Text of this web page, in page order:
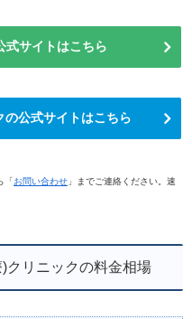
式サイトはこちら
公式サイトはこちら
「お問い合わせ 」までご連絡ください。速
クリニックの料金相場